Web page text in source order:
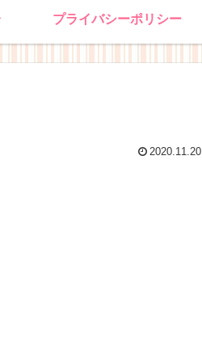
プライバシーポリシー
2020.11.20